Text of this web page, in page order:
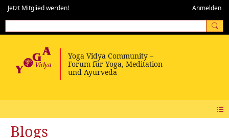
Jetzt Mitglied werden! Anmelden
Blogs